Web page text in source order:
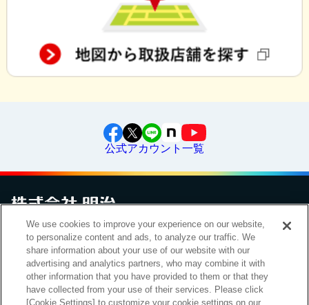
公式アカウント一覧
お問い合わせ サイトマップ個人情報保護について電子公告
アクセシビリティへの対応方針ご利用規約明治グループのDX
Cookie Settings
We use cookies to improve your experience on our website,
to personalize content and ads, to analyze our traffic. We
share information about your use of our website with our
advertising and analytics partners, who may combine it with
other information that you have provided to them or that they
have collected from your use of their services. Please click
[Cookie Settings] to customize your cookie settings on our